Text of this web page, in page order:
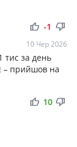
thumb_up thumb_down
-1
10 Чер 2026
тис за день
– прийшов на
thumb_up thumb_down
10